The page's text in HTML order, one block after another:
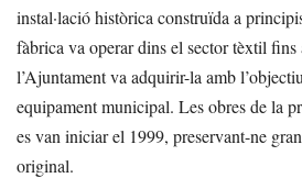
instal·lació històrica construïda a
fàbrica va operar dins el sector tèxtil
l’Ajuntament va adquirir-la amb
equipament municipal. Les obres de la
es van iniciar el 1999, preservant-ne
original.